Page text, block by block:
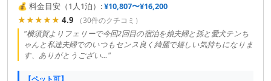
💰 料金目安（1人1泊）:¥10,807〜¥16,200
★★★★★ 4.9
（30件のクチコミ）
"横須賀よりフェリーで今回2回目の宿泊を娘夫婦と孫と愛犬テンち
ゃんと私達夫婦でのいつもセンス良く綺麗で嬉しい気持ちになりま
す、ありがとうござい…"